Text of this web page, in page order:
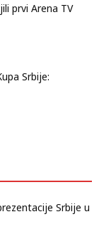
prvi Arena TV
Srbije:
Srbije u